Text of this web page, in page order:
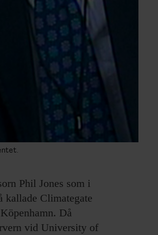
Phil Jones som i
kallade Climategate
Då
vid University of